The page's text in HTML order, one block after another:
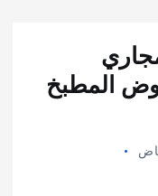
المطبخ